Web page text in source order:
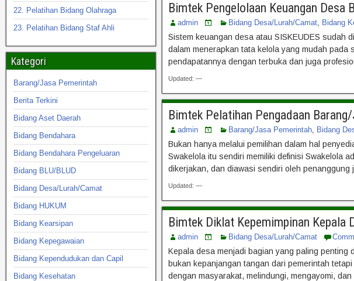
Bimtek Pengelolaan Keuangan Desa
admin Bidang Desa/Lurah/Camat, Bidang
Sistem keuangan desa atau SISKEUDES sudah
dalam menerapkan tata kelola yang mudah
pendapatannya dengan terbuka dan juga
Updated: —
Bimtek Pelatihan Pengadaan
admin Barang/Jasa Pemerintah, Bidang
Bukan hanya melalui pemilihan dalam hal
Swakelola itu sendiri memiliki definisi Swakelola
dikerjakan, dan diawasi sendiri oleh
Updated: —
Bimtek Diklat Kepemimpinan Kepala
admin Bidang Desa/Lurah/Camat
Kepala desa menjadi bagian yang paling
bukan kepanjangan tangan dari pemerintah
dengan masyarakat, melindungi, mengayomi,
22. Pelatihan Bidang Olahraga
23. Pelatihan Bidang Staf Ahli
Kategori
Barang/Jasa Pemerintah
Berita Terkini
Bidang Aset Daerah
Bidang Bendahara
Bidang Bendahara Pengeluaran
Bidang BLU/BLUD
Bidang Desa/Lurah/Camat
Bidang HUKUM
Bidang Kearsipan
Bidang Kepegawaian
Bidang Kependudukan dan Capil
Bidang Kesehatan